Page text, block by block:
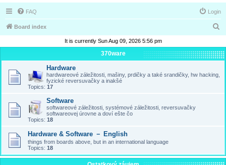
FAQ Login
Board index
a
r
It is currently Sun Aug 09, 2026 5:56 pm
370ware
Hardware
hardwareové záležitosti, mašiny, prdičky a také srandičky, hw hacking,
fyzické reversuvačky a inakšé
Topics: 17
Software
softwareové záležitosti, systémové záležitosti, reversuvačky
softwareovej úrovne a doví ešte čo
Topics: 18
Hardware & Software － English
things from boards above, but in an international language
Topics: 18